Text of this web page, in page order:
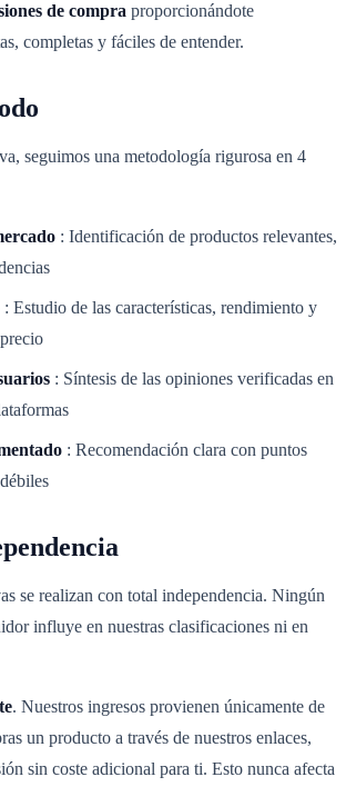
de compra proporcionándote
completas y fáciles de entender.
seguimos una metodología rigurosa en 4
: Identificación de productos relevantes,
: Estudio de las características, rendimiento y
: Síntesis de las opiniones verificadas en
: Recomendación clara con puntos
se realizan con total independencia. Ningún
influye en nuestras clasificaciones ni en
. Nuestros ingresos provienen únicamente de
un producto a través de nuestros enlaces,
sin coste adicional para ti. Esto nunca afecta